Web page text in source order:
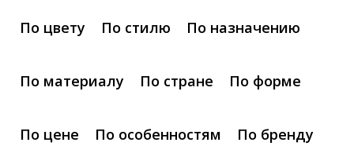
По цвету По стилю По назначению
По материалу По стране По форме
По цене По особенностям По бренду